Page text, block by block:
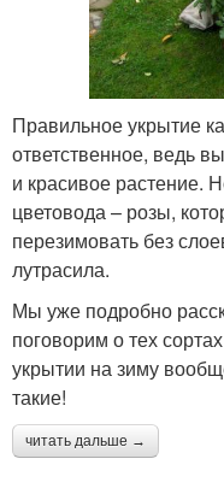
Правильное укрытие
ответственное, ведь
и красивое растение.
цветовода – розы,
перезимовать без
лутрасила.
Мы уже подробно
поговорим о тех
укрытии на зиму
такие!
читать дальше →